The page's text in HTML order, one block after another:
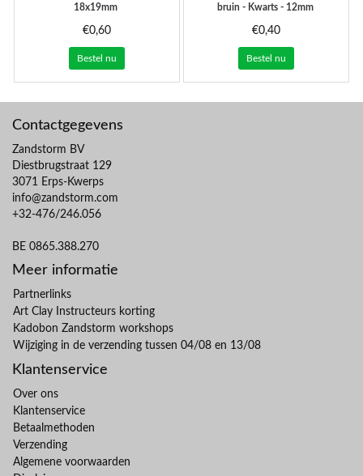
18x19mm
€0,60
Bestel nu
bruin - Kwarts - 12mm
€0,40
Bestel nu
Contactgegevens
Zandstorm BV
Diestbrugstraat 129
3071 Erps-Kwerps
info@zandstorm.com
+32-476/246.056
BE 0865.388.270
Meer informatie
Partnerlinks
Art Clay Instructeurs korting
Kadobon Zandstorm workshops
Wijziging in de verzending tussen 04/08 en 13/08
Klantenservice
Over ons
Klantenservice
Betaalmethoden
Verzending
Algemene voorwaarden